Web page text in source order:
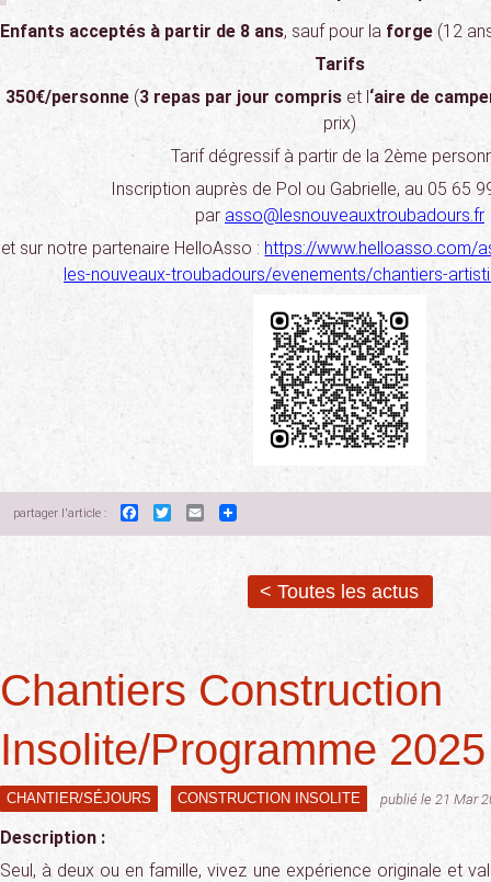
Enfants acceptés à partir de 8 ans, sauf pour la forge (12
Tarifs
350€/personne (3 repas par jour compris et l‘aire de
prix)
Tarif dégressif à partir de la 2ème
Inscription auprès de Pol ou Gabrielle, au 05 65
par asso@lesnouveauxtroubadours.fr
et sur notre partenaire HelloAsso : https://www.helloasso.com/
les-nouveaux-troubadours/evenements/chantiers-
partager l'article : Facebook
TwitterEmail
< Toutes les actus
Chantiers Construction
Insolite/Programme 2025
CHANTIER/SÉJOURS CONSTRUCTION INSOLITE publié le 21 Mar
Description :
Seul, à deux ou en famille, vivez une expérience originale et